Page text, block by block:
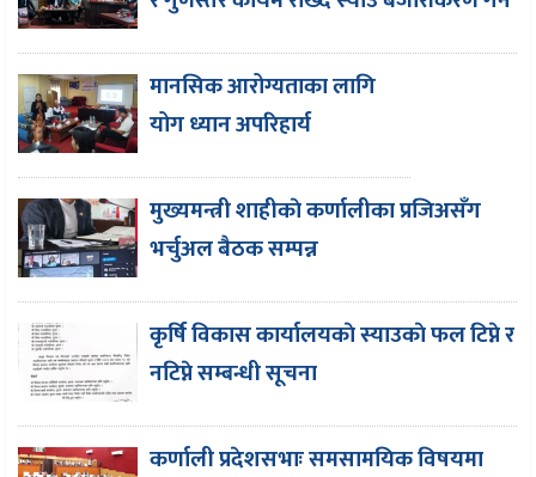
मानसिक आरोग्यताका लागि
योग ध्यान अपरिहार्य
मुख्यमन्त्री शाहीकाे कर्णालीका प्रजिअसँग
भर्चुअल बैठक सम्पन्न
कृर्षि विकास कार्यालयकाे स्याउकाे फल टिप्ने र
नटिप्ने सम्बन्धी सूचना
कर्णाली प्रदेशसभाः समसामयिक विषयमा